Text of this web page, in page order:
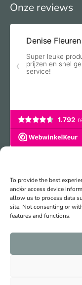
To provide the best
and/or access device
allow us to process data
site. Not consenting or
features and functions.
Onze reviews
Veilig &
©